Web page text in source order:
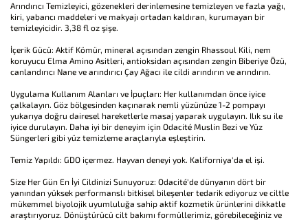
Arındırıcı Temizleyici, gözenekleri derinlemesine temizleyen ve fazla yağı,
kiri, yabancı maddeleri ve makyajı ortadan kaldıran, kurumayan bir
temizleyicidir. 3,38 fl oz şişe.
İçerik Gücü: Aktif Kömür, mineral açısından zengin Rhassoul Kili, nem
koruyucu Elma Amino Asitleri, antioksidan açısından zengin Biberiye Özü,
canlandırıcı Nane ve arındırıcı Çay Ağacı ile cildi arındırın ve arındırın.
Uygulama Kullanım Alanları ve İpuçları: Her kullanımdan önce iyice
çalkalayın. Göz bölgesinden kaçınarak nemli yüzünüze 1-2 pompayı
yukarıya doğru dairesel hareketlerle masaj yaparak uygulayın. Ilık su ile
iyice durulayın. Daha iyi bir deneyim için Odacité Muslin Bezi ve Yüz
Süngerleri gibi yüz temizleme araçlarıyla eşleştirin.
Temiz Yapıldı: GDO içermez. Hayvan deneyi yok. Kaliforniya'da el işi.
Size Her Gün En İyi Cildinizi Sunuyoruz: Odacité'de dünyanın dört bir
yanından yüksek performanslı bitkisel bileşenler tedarik ediyoruz ve ciltle
mükemmel biyolojik uyumluluğa sahip aktif kozmetik ürünlerini dikkatle
araştırıyoruz. Dönüştürücü cilt bakımı formüllerimiz, görebileceğiniz ve